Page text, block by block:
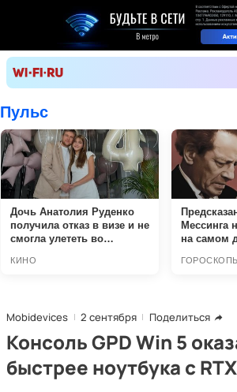
Mobidevices 2 сентября Поделиться
Консоль GPD Win 5
быстрее ноутбука с